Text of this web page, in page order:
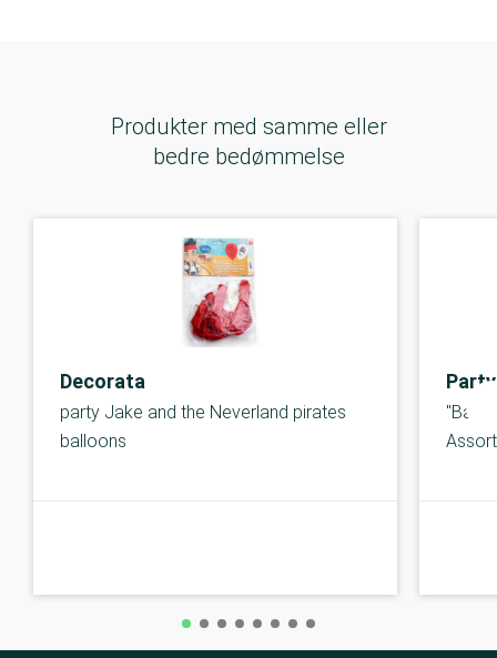
Produkter med samme eller
bedre bedømmelse
Decorata
party Jake and the Neverland pirates
balloons
Party
C-kolbe C-kolbe